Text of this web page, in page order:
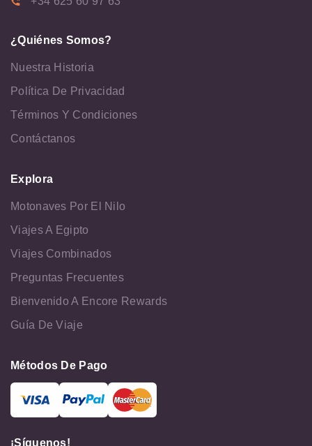
¿Quiénes Somos?
Nuestra Historia
Política De Privacidad
Términos Y Condiciones
Contáctanos
Explora
Motonaves Por El Nilo
Viajes A Egipto
Viajes Combinados
Preguntas Frecuentes
Bienvenido A Encore Rewards
Guía De Viaje
Métodos De Pago
¡Síguenos!